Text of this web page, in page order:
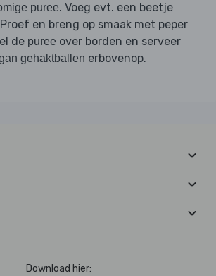
puree. Voeg evt. een beetje
en breng op smaak met peper
de puree over borden en serveer
gehaktballen erbovenop.
Download hier: